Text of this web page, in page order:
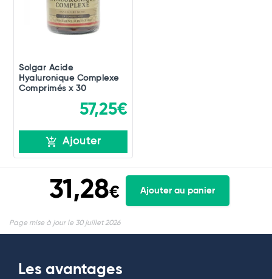
Solgar Acide
Hyaluronique Complexe
Comprimés x 30
57,25€
Ajouter
31,28€ Ajouter au panier
Page mise à jour le 30 juillet 2026
Les avantages